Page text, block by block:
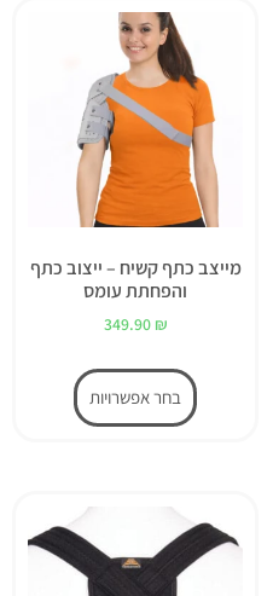
מייצב כתף קשיח – ייצוב כתף
והפחתת עומס
349.90 ₪
בחר אפשרויות